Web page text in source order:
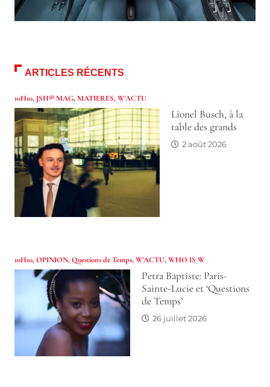
ARTICLES RÉCENTS
10H10, JSH® MAG,MATIERES,W'ACTU
Lionel Busch, à la
table des grands
2 août 2026
10H10,OPINION,Questions de Temps,W'ACTU,WHO IS W
Petra Baptiste: Paris-
Sainte-Lucie et ‘Questions
de Temps’
26 juillet 2026